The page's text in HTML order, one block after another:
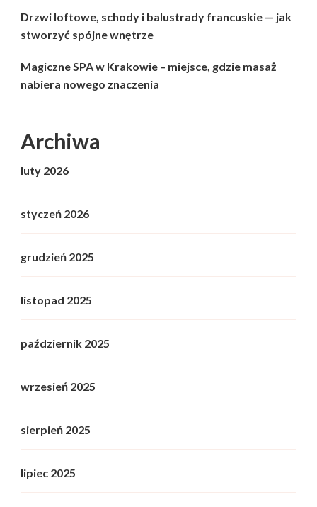
Drzwi loftowe, schody i balustrady francuskie — jak
stworzyć spójne wnętrze
Magiczne SPA w Krakowie – miejsce, gdzie masaż
nabiera nowego znaczenia
Archiwa
luty 2026
styczeń 2026
grudzień 2025
listopad 2025
październik 2025
wrzesień 2025
sierpień 2025
lipiec 2025